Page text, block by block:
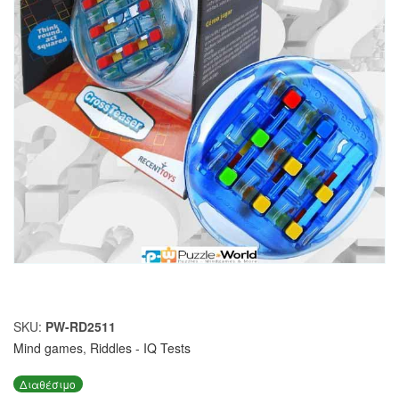
SKU: PW-RD2511
Mind games, Riddles - IQ Tests
Διαθέσιμο